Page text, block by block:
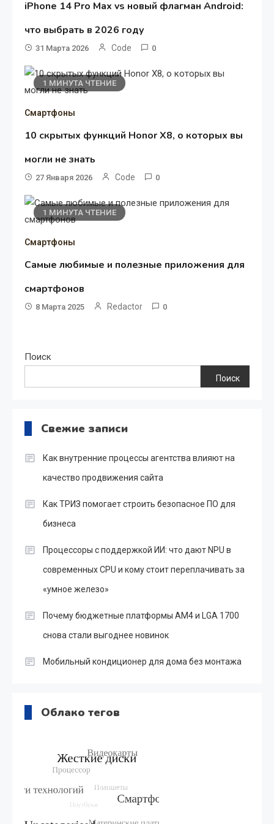
iPhone 14 Pro Max vs новый флагман Android:
что выбрать в 2026 году
31 Марта 2026 Code 0
1 МИНУТА ЧТЕНИЕ
Смартфоны
10 скрытых функций Honor X8, о которых вы
могли не знать
27 Января 2026 Code 0
1 МИНУТА ЧТЕНИЕ
Смартфоны
Самые любимые и полезные приложения для
смартфонов
8 Марта 2025 Redactor 0
Поиск
Поиск
Свежие записи
Как внутренние процессы агентства влияют на
качество продвижения сайта
Как ТРИЗ помогает строить безопасное ПО для
бизнеса
Процессоры с поддержкой ИИ: что дают NPU в
современных CPU и кому стоит переплачивать за
«умное железо»
Почему бюджетные платформы AM4 и LGA 1700
снова стали выгоднее новинок
Мобильный кондиционер для дома без монтажа
Облако тегов